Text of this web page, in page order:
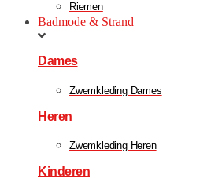
Riemen
Badmode & Strand
Dames
Zwemkleding Dames
Heren
Zwemkleding Heren
Kinderen